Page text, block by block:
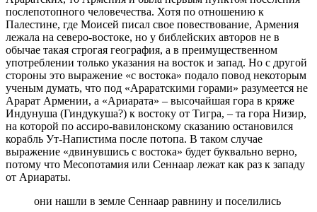
послепотопного человечества. Хотя по отношению к
Палестине, где Моисей писал свое повествование, Армения
лежала на северо-востоке, но у библейских авторов не в
обычае такая строгая география, а в преимущественном
употреблении только указания на восток и запад. Но с другой
стороны это выражение «с востока» подало повод некоторым
ученым думать, что под «Араратскими горами» разумеется не
Арарат Армении, а «Ариарата» – высочайшая гора в кряже
Индунуша (Гиндукуша?) к востоку от Тигра, – та гора Низир,
на которой по ассиро-вавилонскому сказанию остановился
корабль Ут-Напистима после потопа. В таком случае
выражение «двинувшись с востока» будет буквально верно,
потому что Месопотамия или Сеннаар лежат как раз к западу
от Ариараты.
они нашли в земле Сеннаар равнину и поселились